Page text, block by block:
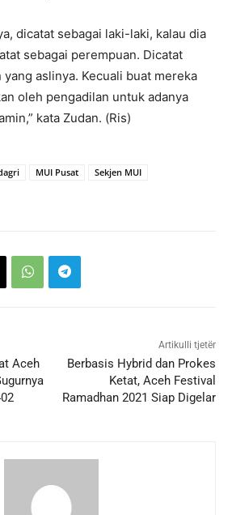
dicatat sebagai laki-laki, kalau dia
sebagai perempuan. Dicatat
aslinya. Kecuali buat mereka
oleh pengadilan untuk adanya
kata Zudan. (Ris)
MUI Pusat
Sekjen MUI
Aceh
Artikulli tjetër
Berbasis Hybrid dan Prokes
Ketat, Aceh Festival
Ramadhan 2021 Siap Digelar